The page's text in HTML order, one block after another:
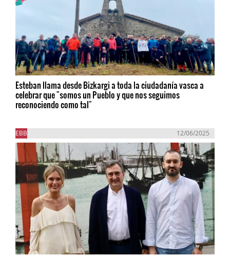
Esteban llama desde Bizkargi a toda la ciudadanía vasca a
celebrar que "somos un Pueblo y que nos seguimos
reconociendo como tal"
EBB 12/06/2025